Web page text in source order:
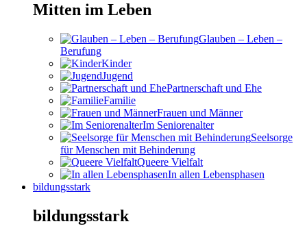
Mitten im Leben
Glauben – Leben –
Berufung
Kinder
Jugend
Partnerschaft und Ehe
Familie
Frauen und Männer
Im Seniorenalter
Seelsorge
für Menschen mit Behinderung
Queere Vielfalt
In allen Lebensphasen
bildungsstark
bildungsstark